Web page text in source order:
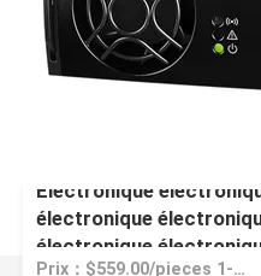
Électronique
électronique
électronique
Prix：$559.00/pieces 1-9 pieces